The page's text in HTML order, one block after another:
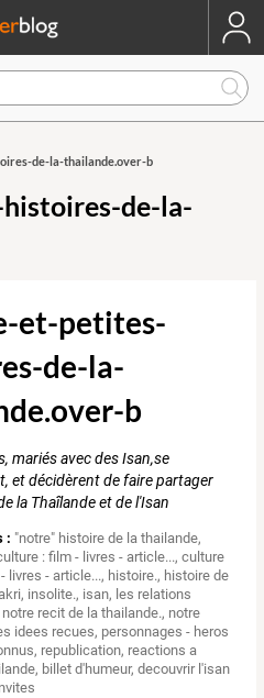
de-la-thailande.over-b
de-la-
et-petites-
de-la-
b
mariés avec des Isan,se
et décidèrent de faire partager
la Thaîlande et de l'Isan
: "notre" histoire de la thailande,
: film - livres - article...,culture
livres - article..., histoire., histoire de
, insolite., isan, les relations
notre recit de la thailande., notre
idees recues, personnages - heros
, republication, reactions a
, billet d'humeur,decouvrir l'isan